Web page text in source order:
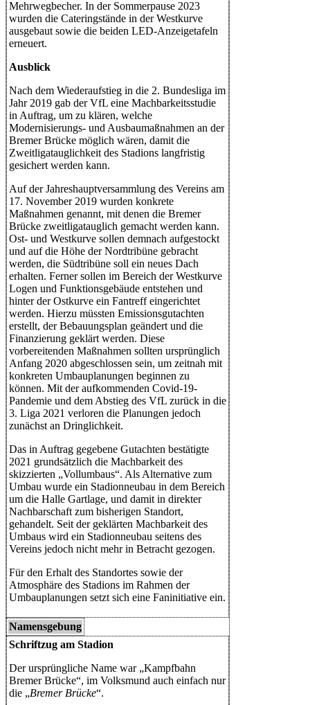
Mehrwegbecher. In der Sommerpause 2023
wurden die Cateringstände in der Westkurve
ausgebaut sowie die beiden LED-Anzeigetafeln
erneuert.
Ausblick
Nach dem Wiederaufstieg in die 2. Bundesliga im
Jahr 2019 gab der VfL eine Machbarkeitsstudie
in Auftrag, um zu klären, welche
Modernisierungs- und Ausbaumaßnahmen an der
Bremer Brücke möglich wären, damit die
Zweitligatauglichkeit des Stadions langfristig
gesichert werden kann.
Auf der Jahreshauptversammlung des Vereins am
17. November 2019 wurden konkrete
Maßnahmen genannt, mit denen die Bremer
Brücke zweitligatauglich gemacht werden kann.
Ost- und Westkurve sollen demnach aufgestockt
und auf die Höhe der Nordtribüne gebracht
werden, die Südtribüne soll ein neues Dach
erhalten. Ferner sollen im Bereich der Westkurve
Logen und Funktionsgebäude entstehen und
hinter der Ostkurve ein Fantreff eingerichtet
werden. Hierzu müssten Emissionsgutachten
erstellt, der Bebauungsplan geändert und die
Finanzierung geklärt werden. Diese
vorbereitenden Maßnahmen sollten ursprünglich
Anfang 2020 abgeschlossen sein, um zeitnah mit
konkreten Umbauplanungen beginnen zu
können. Mit der aufkommenden Covid-19-
Pandemie und dem Abstieg des VfL zurück in die
3. Liga 2021 verloren die Planungen jedoch
zunächst an Dringlichkeit.
Das in Auftrag gegebene Gutachten bestätigte
2021 grundsätzlich die Machbarkeit des
skizzierten „Vollumbaus“. Als Alternative zum
Umbau wurde ein Stadionneubau in dem Bereich
um die Halle Gartlage, und damit in direkter
Nachbarschaft zum bisherigen Standort,
gehandelt. Seit der geklärten Machbarkeit des
Umbaus wird ein Stadionneubau seitens des
Vereins jedoch nicht mehr in Betracht gezogen.
Für den Erhalt des Standortes sowie der
Atmosphäre des Stadions im Rahmen der
Umbauplanungen setzt sich eine Faninitiative ein.
Namensgebung
Schriftzug am Stadion
Der ursprüngliche Name war „Kampfbahn
Bremer Brücke“, im Volksmund auch einfach nur
die „Bremer Brücke“.